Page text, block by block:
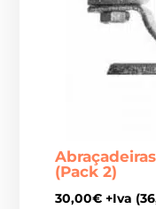
(Pack 2)
30,00€ +Iva (